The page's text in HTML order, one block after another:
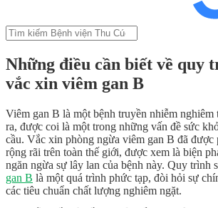
Những điều cần biết về quy
vắc xin viêm gan B
Viêm gan B là một bệnh truyền nhiễm
ra, được coi là một trong những vấn đề sức
cầu. Vắc xin phòng ngừa viêm gan B đã được
rộng rãi trên toàn thế giới, được xem là biện
ngăn ngừa sự lây lan của bệnh này. Quy trình
gan B là một quá trình phức tạp, đòi hỏi sự
các tiêu chuẩn chất lượng nghiêm ngặt.